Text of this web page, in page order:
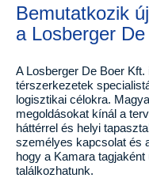
Bemutatkozik
a Losberger
A Losberger De Boer
térszerkezetek
logisztikai célokra.
megoldásokat kínál a
háttérrel és helyi
személyes kapcsolat és
hogy a Kamara
találkozhatunk.